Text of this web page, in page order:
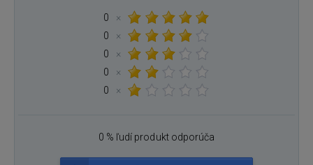
0
×
0
×
0
×
0
×
0
×
0 % ľudí produkt odporúča